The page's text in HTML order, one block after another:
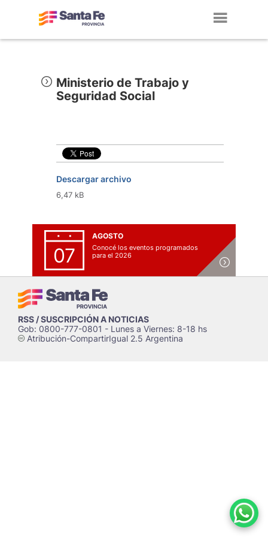
Ministerio de Trabajo y
Seguridad Social
Descargar archivo
6,47 kB
07
AGOSTO
Conocé los eventos programados
para el 2026
RSS / SUSCRIPCIÓN A NOTICIAS
Gob: 0800-777-0801 - Lunes a Viernes: 8-18 hs
cAtribución-CompartirIgual 2.5 Argentina